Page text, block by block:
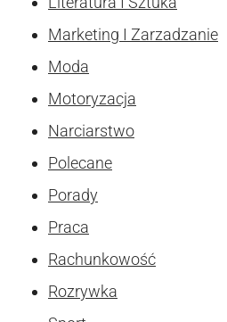
Marketing I Zarzadzanie
Moda
Motoryzacja
Narciarstwo
Polecane
Porady
Praca
Rachunkowość
Rozrywka